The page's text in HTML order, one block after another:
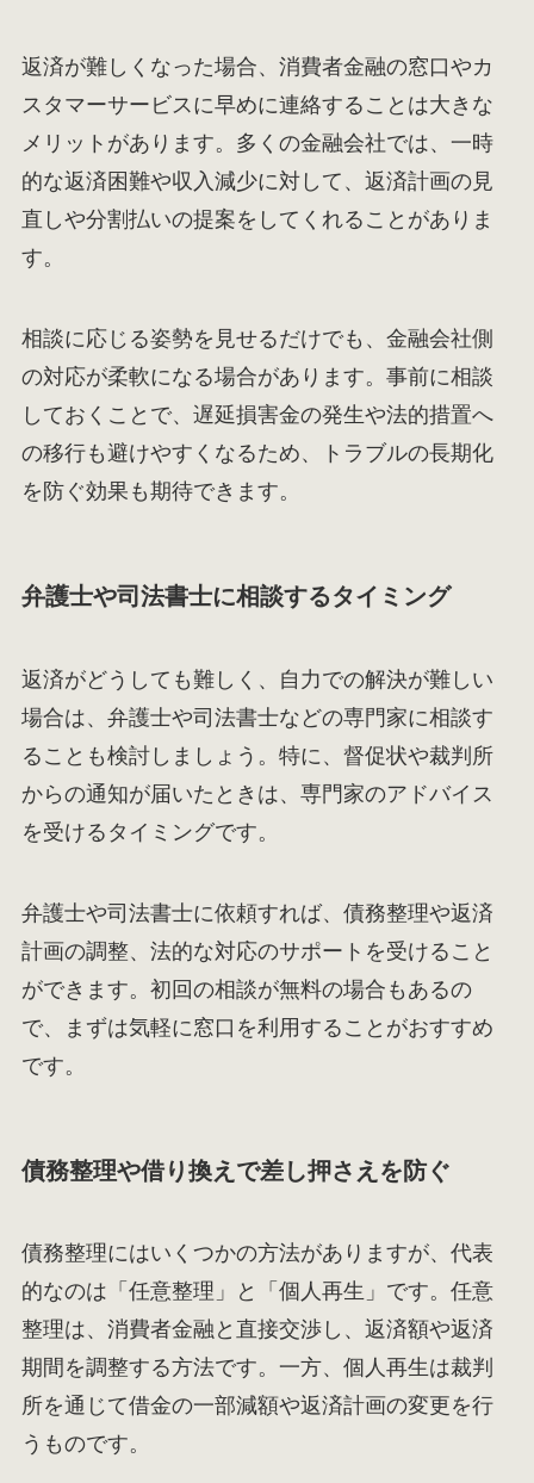
返済が難しくなった場合、消費者金融の窓口やカ
スタマーサービスに早めに連絡することは大きな
メリットがあります。多くの金融会社では、一時
的な返済困難や収入減少に対して、返済計画の見
直しや分割払いの提案をしてくれることがありま
す。
相談に応じる姿勢を見せるだけでも、金融会社側
の対応が柔軟になる場合があります。事前に相談
しておくことで、遅延損害金の発生や法的措置へ
の移行も避けやすくなるため、トラブルの長期化
を防ぐ効果も期待できます。
弁護士や司法書士に相談するタイミング
返済がどうしても難しく、自力での解決が難しい
場合は、弁護士や司法書士などの専門家に相談す
ることも検討しましょう。特に、督促状や裁判所
からの通知が届いたときは、専門家のアドバイス
を受けるタイミングです。
弁護士や司法書士に依頼すれば、債務整理や返済
計画の調整、法的な対応のサポートを受けること
ができます。初回の相談が無料の場合もあるの
で、まずは気軽に窓口を利用することがおすすめ
です。
債務整理や借り換えで差し押さえを防ぐ
債務整理にはいくつかの方法がありますが、代表
的なのは「任意整理」と「個人再生」です。任意
整理は、消費者金融と直接交渉し、返済額や返済
期間を調整する方法です。一方、個人再生は裁判
所を通じて借金の一部減額や返済計画の変更を行
うものです。